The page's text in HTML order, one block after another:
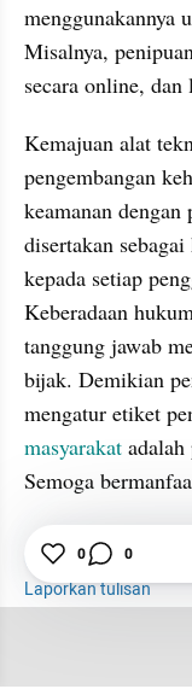
menggunakannya
Misalnya,
secara online, dan
Kemajuan alat
pengembangan
keamanan
disertakan
kepada setiap
Keberadaan
tanggung jawab
bijak. Demikian
masyarakat
Semoga
Pengertian
Laporkan tulisan
0 0